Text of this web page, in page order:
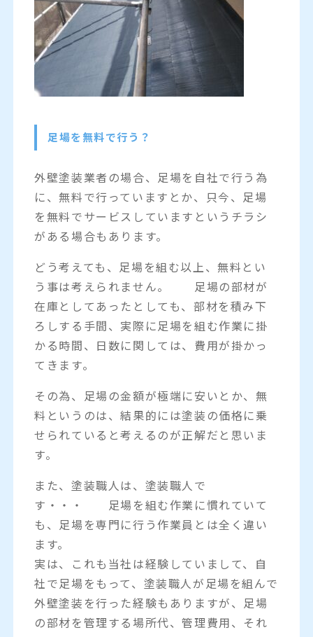
足場を無料で行う？
外壁塗装業者の場合、足場を自社で行う為
に、無料で行っていますとか、只今、足場
を無料でサービスしていますというチラシ
がある場合もあります。
どう考えても、足場を組む以上、無料とい
う事は考えられません。 足場の部材が
在庫としてあったとしても、部材を積み下
ろしする手間、実際に足場を組む作業に掛
かる時間、日数に関しては、費用が掛かっ
てきます。
その為、足場の金額が極端に安いとか、無
料というのは、結果的には塗装の価格に乗
せられていると考えるのが正解だと思いま
す。
また、塗装職人は、塗装職人で
す・・・ 足場を組む作業に慣れていて
も、足場を専門に行う作業員とは全く違い
ます。
実は、これも当社は経験していまして、自
社で足場をもって、塗装職人が足場を組んで
外壁塗装を行った経験もありますが、足場
の部材を管理する場所代、管理費用、それ